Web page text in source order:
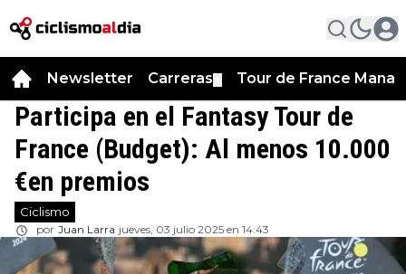
Newsletter Carreras Tour de France
Participa en el Fantasy Tour de
France (Budget): Al menos 10.000
€en premios
Ciclismo
por Juan Larra jueves, 03 julio 2025 en 14:43